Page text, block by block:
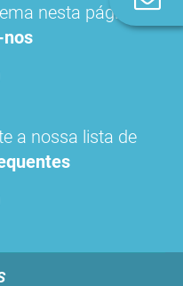
nesta página?
a nossa lista de